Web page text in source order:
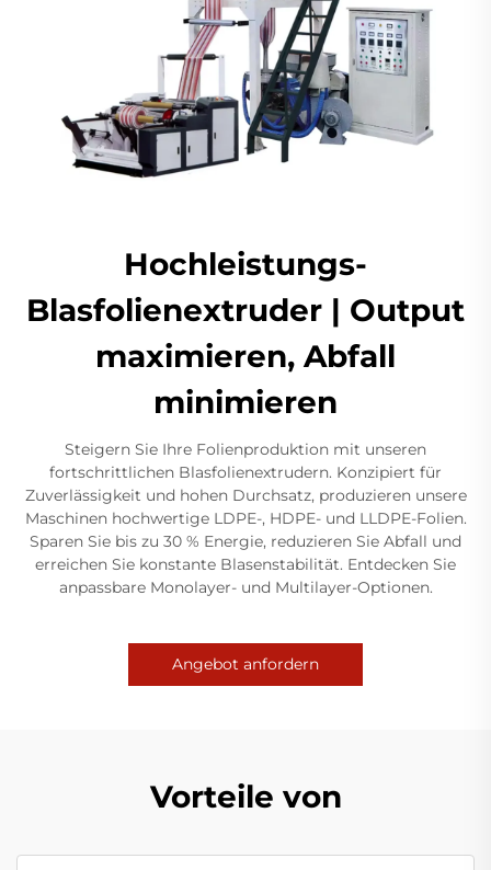
Hochleistungs-
Blasfolienextruder | Output
maximieren, Abfall
minimieren
Steigern Sie Ihre Folienproduktion mit unseren
fortschrittlichen Blasfolienextrudern. Konzipiert für
Zuverlässigkeit und hohen Durchsatz, produzieren unsere
Maschinen hochwertige LDPE-, HDPE- und LLDPE-Folien.
Sparen Sie bis zu 30 % Energie, reduzieren Sie Abfall und
erreichen Sie konstante Blasenstabilität. Entdecken Sie
anpassbare Monolayer- und Multilayer-Optionen.
Angebot anfordern
Vorteile von